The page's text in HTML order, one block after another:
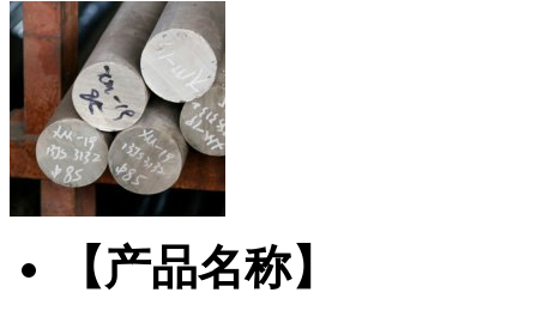
【产品名称】